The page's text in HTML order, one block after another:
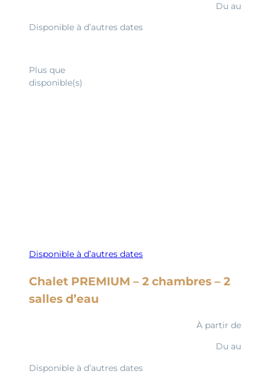
Du au
Disponible à d’autres dates
Plus que
disponible(s)
Disponible à d’autres dates
Chalet PREMIUM – 2 chambres – 2
salles d’eau
À partir de
Du au
Disponible à d’autres dates